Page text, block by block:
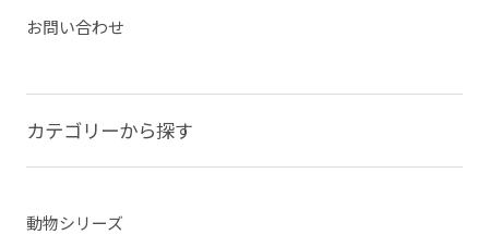
お問い合わせ
カテゴリーから探す
動物シリーズ